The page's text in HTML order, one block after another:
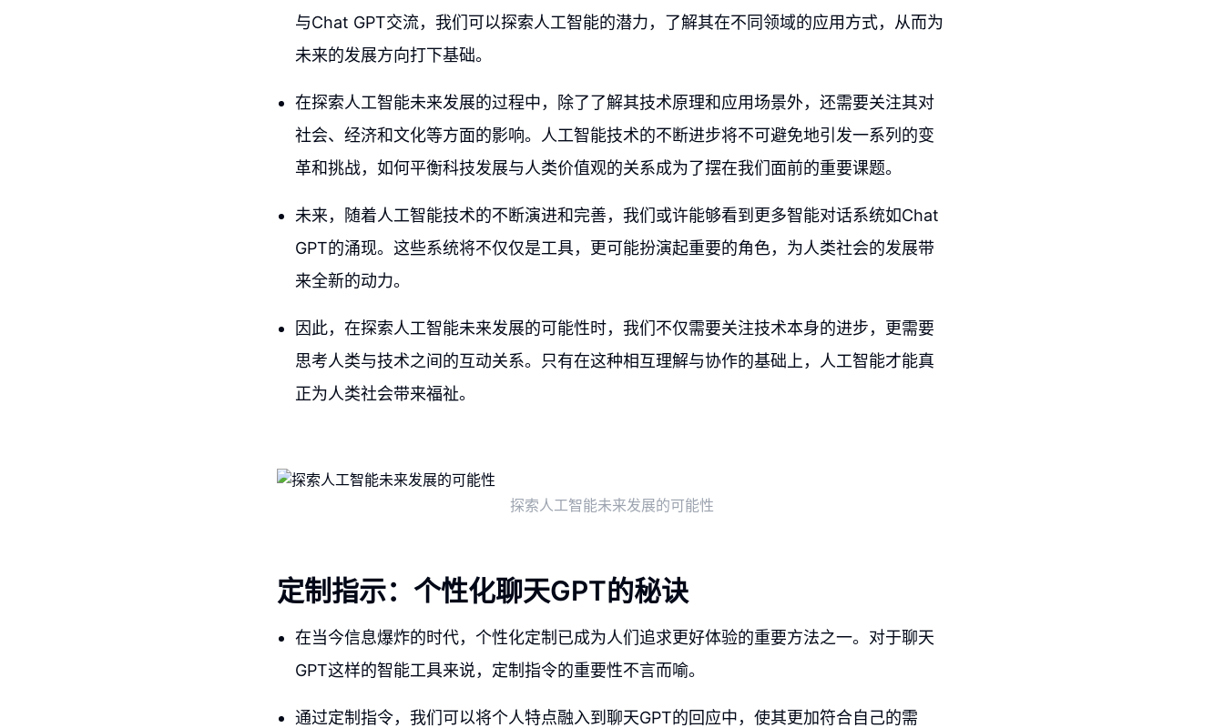
与Chat GPT交流，我们可以探索人工智能的潜力，了解其在不同领域的应用方式，从而为
未来的发展方向打下基础。
在探索人工智能未来发展的过程中，除了了解其技术原理和应用场景外，还需要关注其对
社会、经济和文化等方面的影响。人工智能技术的不断进步将不可避免地引发一系列的变
革和挑战，如何平衡科技发展与人类价值观的关系成为了摆在我们面前的重要课题。
未来，随着人工智能技术的不断演进和完善，我们或许能够看到更多智能对话系统如Chat
GPT的涌现。这些系统将不仅仅是工具，更可能扮演起重要的角色，为人类社会的发展带
来全新的动力。
因此，在探索人工智能未来发展的可能性时，我们不仅需要关注技术本身的进步，更需要
思考人类与技术之间的互动关系。只有在这种相互理解与协作的基础上，人工智能才能真
正为人类社会带来福祉。
探索人工智能未来发展的可能性
定制指示：个性化聊天GPT的秘诀
在当今信息爆炸的时代，个性化定制已成为人们追求更好体验的重要方法之一。对于聊天
GPT这样的智能工具来说，定制指令的重要性不言而喻。
通过定制指令，我们可以将个人特点融入到聊天GPT的回应中，使其更加符合自己的需